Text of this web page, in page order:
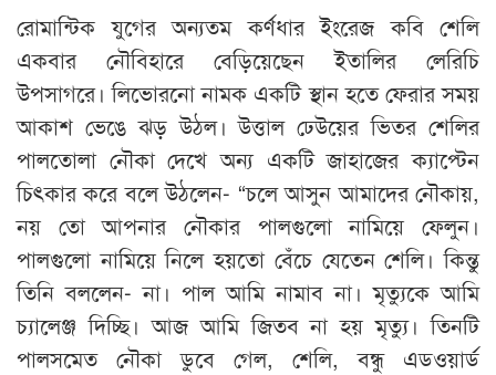
রোমান্টিক যুগের অন্যতম কর্ণধার ইংরেজ কবি শেলি
একবার নৌবিহারে বেড়িয়েছেন ইতালির লেরিচি
উপসাগরে। লিভোরনো নামক একটি স্থান হতে ফেরার সময়
আকাশ ভেঙে ঝড় উঠল। উত্তাল ঢেউয়ের ভিতর শেলির
পালতোলা নৌকা দেখে অন্য একটি জাহাজের ক্যাপ্টেন
চিৎকার করে বলে উঠলেন- “চলে আসুন আমাদের নৌকায়,
নয় তো আপনার নৌকার পালগুলো নামিয়ে ফেলুন।
পালগুলো নামিয়ে নিলে হয়তো বেঁচে যেতেন শেলি। কিন্তু
তিনি বললেন- না। পাল আমি নামাব না। মৃত্যুকে আমি
চ্যালেঞ্জ দিচ্ছি। আজ আমি জিতব না হয় মৃত্যু। তিনটি
পালসমেত নৌকা ডুবে গেল, শেলি, বন্ধু এডওয়ার্ড